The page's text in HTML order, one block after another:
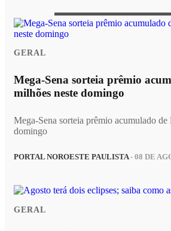
GERAL
Mega-Sena sorteia prêmio
milhões neste domingo
Mega-Sena sorteia prêmio acumulado
domingo
PORTAL NOROESTE PAULISTA- 08 DE
GERAL